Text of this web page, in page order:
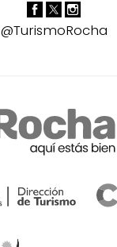
@TurismoRocha